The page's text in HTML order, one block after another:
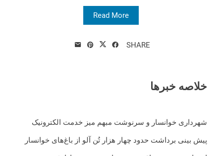
Read More
SHARE
خلاصه خبرها
شهرداری خوانسار و سرنوشت مبهم میز خدمت الکترونیک
پیش بینی برداشت حدود چهار هزار تُن آلو از باغ‌های خوانسار